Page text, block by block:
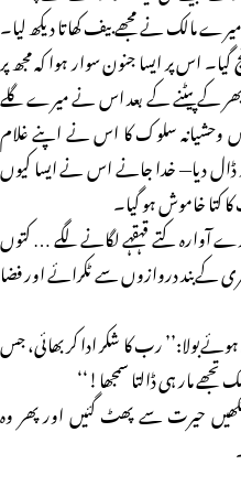
مالک نے مجھے بیف کھاتا دیکھ لیا۔
اس پر ایسا جنون سوار ہوا کہ مجھ پر
کے پیٹنے کے بعد اس نے میرے گلے
وحشیانہ سلوک کا اس نے اپنے غلام
ڈال دیا— خدا جانے اس نے ایسا کیوں
کتا خاموش ہو گیا۔
کتے قہقہے لگانے لگے … کتوں
کےبند دروازوں سے ٹکرائے اور فضا
ہوئےبولا:’’ رب کا شکر ادا کر بھائی، جس
تجھے مار ہی ڈالتا سمجھا!‘‘
حیرت سے پھٹ گئیں اور پھر وہ